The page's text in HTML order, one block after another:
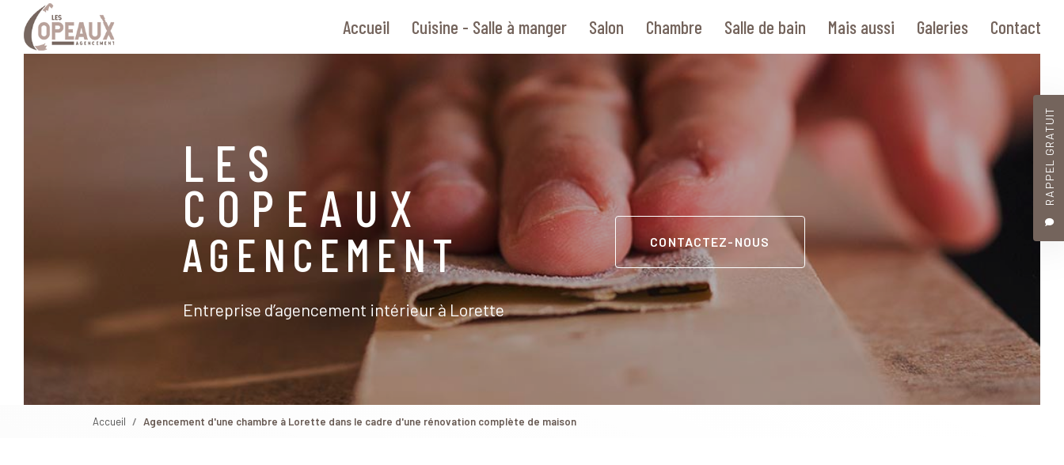
contenu
RAPPEL GRATUIT
Accueil Cuisine - Salle à manger Salon Chambre Salle de bain Mais aussi Galeries Contact
LES
COPEAUX
AGENCEMENT
Entreprise d’agencement intérieur à Lorette
CONTACTEZ-NOUS
Accueil Agencement d'une chambre à Lorette dans le cadre d'une rénovation complète de maison